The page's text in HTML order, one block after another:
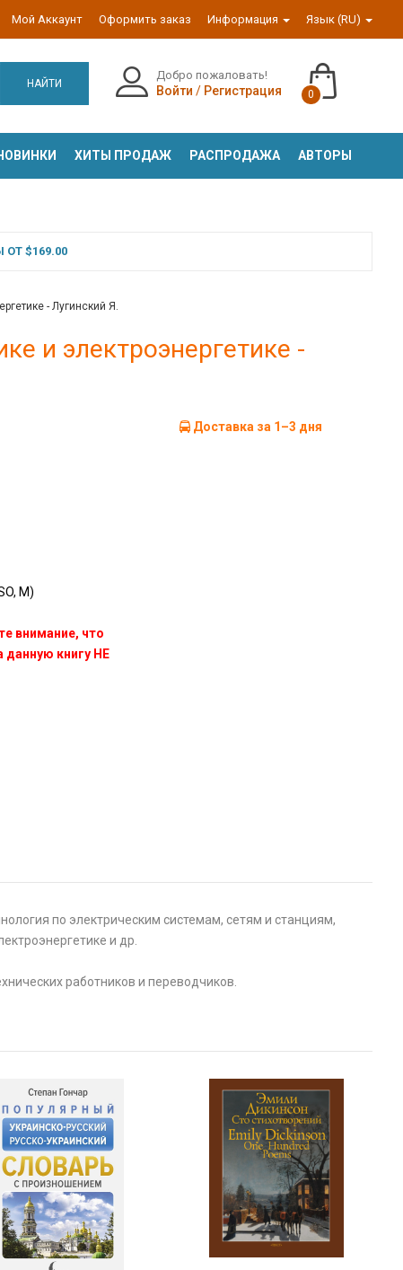
Мой Аккаунт Оформить заказ Информация Язык (RU)
НАЙТИ
Добро пожаловать!
Войти / Регистрация 0
ХИТЫ ПРОДАЖ РАСПРОДАЖА АВТОРЫ
$169.00
- Лугинский Я.
и электроэнергетике -
M)
внимание, что
книгу НЕ
Доставка за 1–3 дня
по электрическим системам, сетям и станциям,
и др.
работников и переводчиков.